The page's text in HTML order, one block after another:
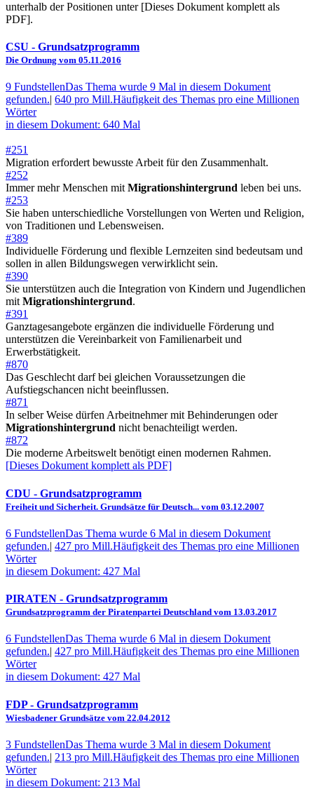
unterhalb der Positionen unter [Dieses Dokument komplett als
PDF].
CSU - Grundsatzprogramm
Die Ordnung vom 05.11.2016
9 FundstellenDas Thema wurde 9 Mal in diesem Dokument
gefunden.| 640 pro Mill.Häufigkeit des Themas pro eine Millionen
Wörter
in diesem Dokument: 640 Mal
#251
Migration erfordert bewusste Arbeit für den Zusammenhalt.
#252
Immer mehr Menschen mit Migrationshintergrund leben bei uns.
#253
Sie haben unterschiedliche Vorstellungen von Werten und Religion,
von Traditionen und Lebensweisen.
#389
Individuelle Förderung und flexible Lernzeiten sind bedeutsam und
sollen in allen Bildungswegen verwirklicht sein.
#390
Sie unterstützen auch die Integration von Kindern und Jugendlichen
mit Migrationshintergrund.
#391
Ganztagesangebote ergänzen die individuelle Förderung und
unterstützen die Vereinbarkeit von Familienarbeit und
Erwerbstätigkeit.
#870
Das Geschlecht darf bei gleichen Voraussetzungen die
Aufstiegschancen nicht beeinflussen.
#871
In selber Weise dürfen Arbeitnehmer mit Behinderungen oder
Migrationshintergrund nicht benachteiligt werden.
#872
Die moderne Arbeitswelt benötigt einen modernen Rahmen.
[Dieses Dokument komplett als PDF]
CDU - Grundsatzprogramm
Freiheit und Sicherheit. Grundsätze für Deutsch... vom 03.12.2007
6 FundstellenDas Thema wurde 6 Mal in diesem Dokument
gefunden.| 427 pro Mill.Häufigkeit des Themas pro eine Millionen
Wörter
in diesem Dokument: 427 Mal
PIRATEN - Grundsatzprogramm
Grundsatzprogramm der Piratenpartei Deutschland vom 13.03.2017
6 FundstellenDas Thema wurde 6 Mal in diesem Dokument
gefunden.| 427 pro Mill.Häufigkeit des Themas pro eine Millionen
Wörter
in diesem Dokument: 427 Mal
FDP- Grundsatzprogramm
Wiesbadener Grundsätze vom 22.04.2012
3 FundstellenDas Thema wurde 3 Mal in diesem Dokument
gefunden.| 213 pro Mill.Häufigkeit des Themas pro eine Millionen
Wörter
in diesem Dokument: 213 Mal